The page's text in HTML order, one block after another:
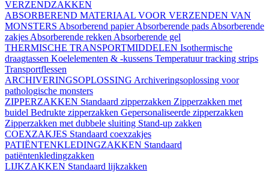
VERZENDZAKKEN
ABSORBEREND MATERIAAL VOOR VERZENDEN VAN
MONSTERS Absorberend papierAbsorberende pads Absorberende
zakjes Absorberende rekken Absorberende gel
THERMISCHE TRANSPORTMIDDELEN Isothermische
draagtassen Koelelementen & -kussens Temperatuur tracking strips
Transportflessen
ARCHIVERINGSOPLOSSING Archiveringsoplossing voor
pathologische monsters
ZIPPERZAKKEN Standaard zipperzakken Zipperzakken met
buidel Bedrukte zipperzakken Gepersonaliseerde zipperzakken
Zipperzakken met dubbele sluiting Stand-up zakken
COEXZAKJES Standaard coexzakjes
PATIËNTENKLEDINGZAKKEN Standaard
patiëntenkledingzakken
LIJKZAKKEN Standaard lijkzakken